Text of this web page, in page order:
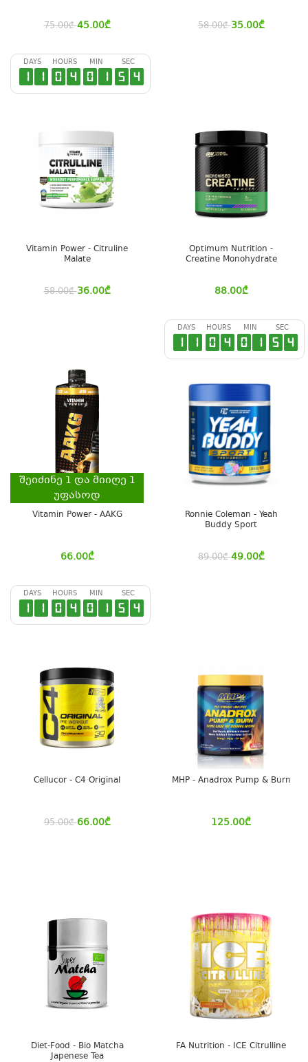
75.00₾ 45.00₾ 58.00₾ 35.00₾
DAYS
1 1
HOURS
0 4
MIN
0 1
SEC
5 4
Vitamin Power - Citruline
Malate
58.00₾ 36.00₾
Optimum Nutrition -
Creatine Monohydrate
88.00₾
შეიძინე 1 და მიიღე 1
უფასოდ
Vitamin Power - AAKG
66.00₾
DAYS
1 1
HOURS
0 4
MIN
0 1
SEC
5 4
Ronnie Coleman - Yeah
Buddy Sport
89.00₾ 49.00₾
DAYS
1 1
HOURS
0 4
MIN
0 1
SEC
5 4
Cellucor - C4 Original
95.00₾ 66.00₾
MHP - Anadrox Pump & Burn
125.00₾
Diet-Food - Bio Matcha
Japenese Tea
FA Nutrition - ICE Citrulline